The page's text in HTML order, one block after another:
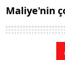
Maliye'nin